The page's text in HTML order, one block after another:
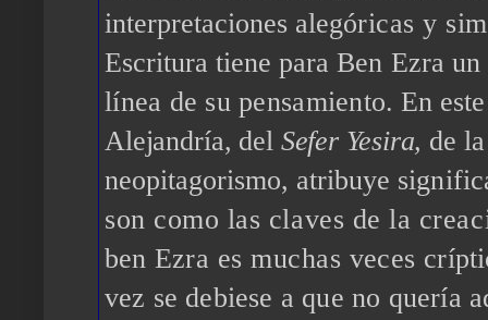
interpretaciones alegóricas y
Escritura tiene para Ben Ezra
línea de su pensamiento. En
Alejandría, del Sefer Yesira, de
neopitagorismo, atribuye
son como las claves de la
ben Ezra es muchas veces
vez se debiese a que no quería